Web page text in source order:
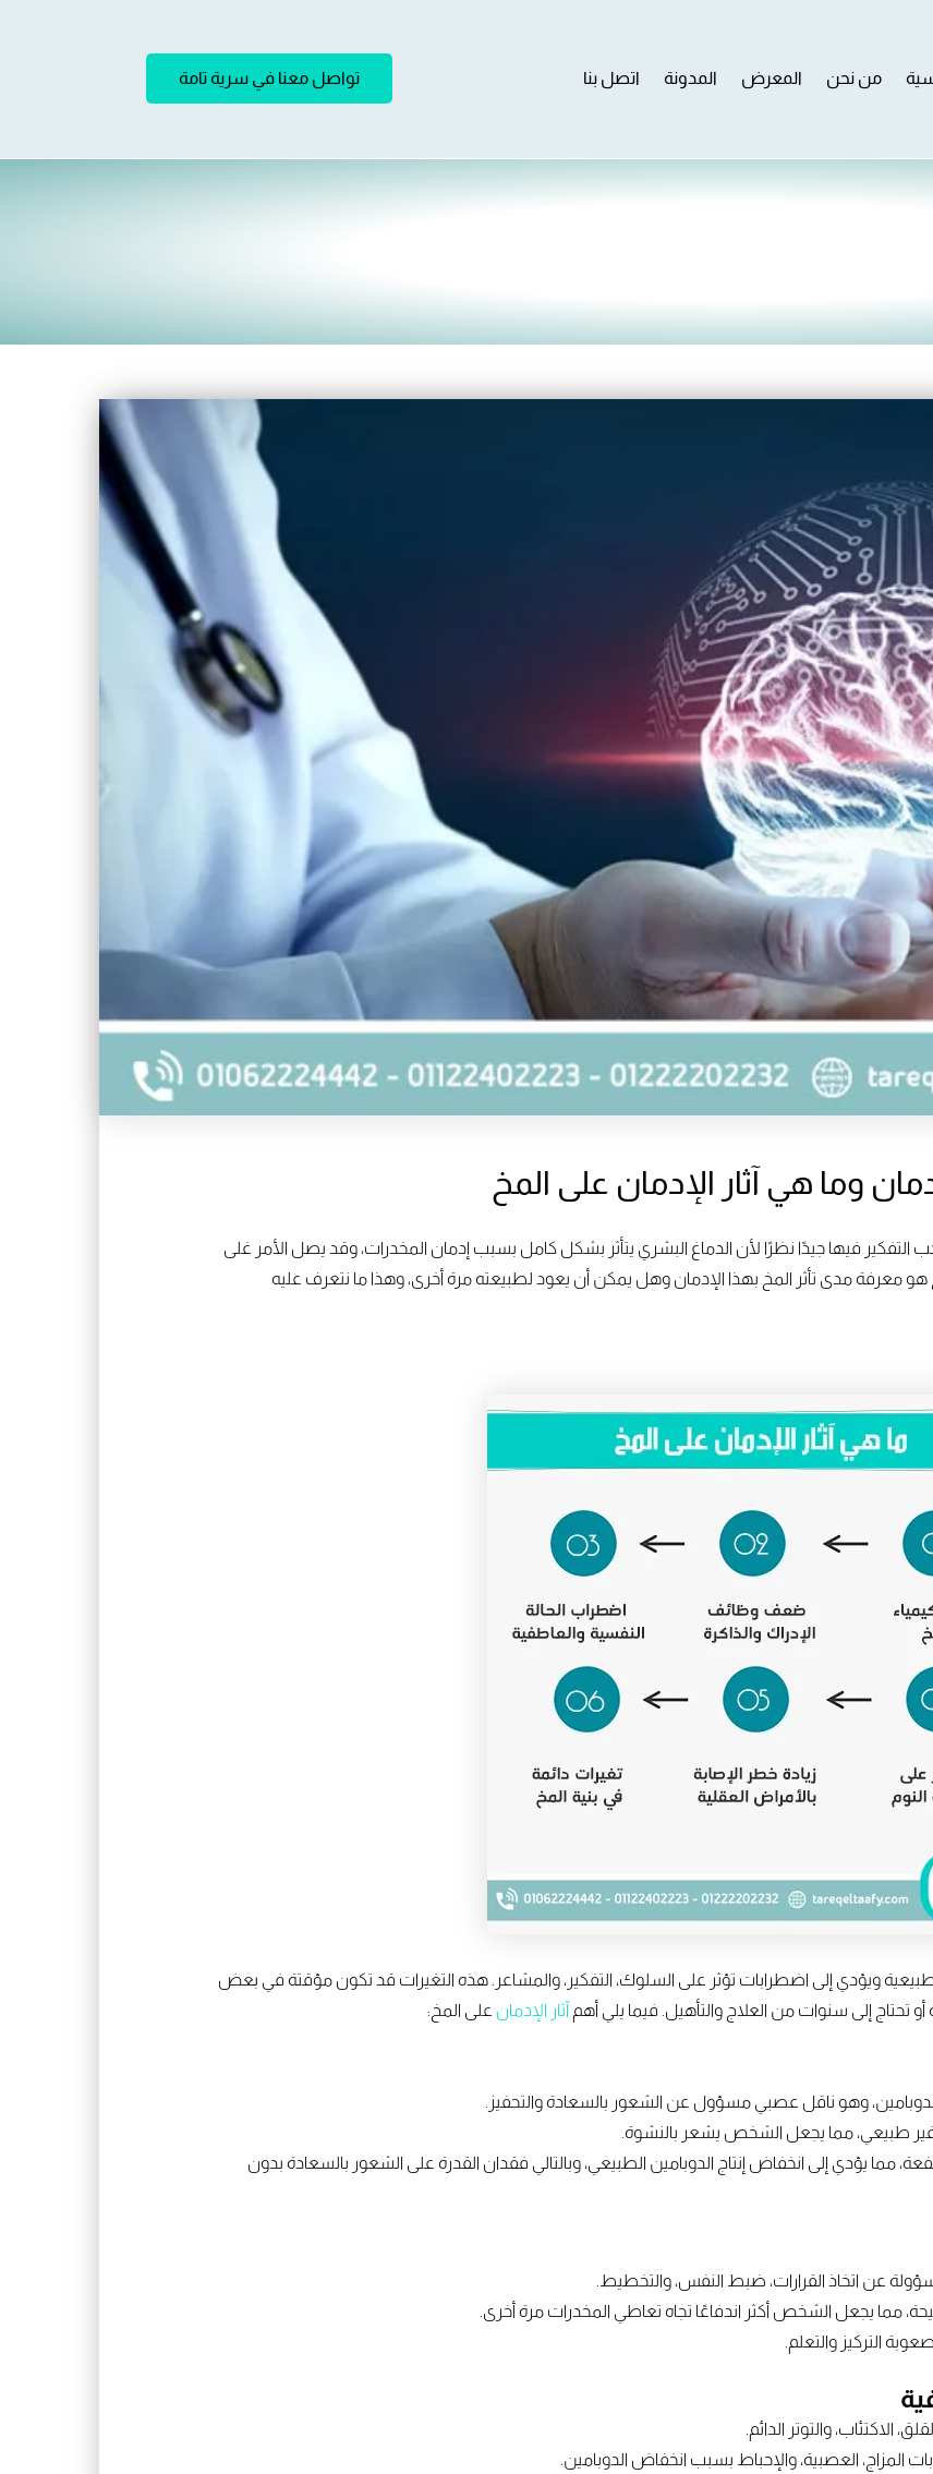
من نحن المعرض المدونة اتصل بنا تواصل معنا في سرية تامة
وما هي آثار الإدمان على المخ
التفكير فيها جيدًا نظرًا لأن الدماغ البشري يتأثر بشكل كامل بسبب إدمان المخدرات، وقد يصل الأمر غلى
هو معرفة مدى تأثر المخ بهذا الإدمان وهل يمكن أن يعود لطبيعته مرة أخرى، وهذا ما نتعرف عليه
ويؤدي إلى اضطرابات تؤثر على السلوك، التفكير، والمشاعر. هذه التغيرات قد تكون مؤقتة في بعض
تحتاج إلى سنوات من العلاج والتأهيل. فيما يلي أهم آثار الإدمان على المخ:
وهو ناقل عصبي مسؤول عن الشعور بالسعادة والتحفيز.
غير طبيعي، مما يجعل الشخص يشعر بالنشوة.
مما يؤدي إلى انخفاض إنتاج الدوبامين الطبيعي، وبالتالي فقدان القدرة على الشعور بالسعادة بدون
عن اتخاذ القرارات، ضبط النفس، والتخطيط.
مما يجعل الشخص أكثر اندفاعًا تجاه تعاطي المخدرات مرة أخرى.
التركيز والتعلم.
الاكتئاب، والتوتر الدائم.
المزاج، العصبية، والإحباط بسبب انخفاض الدوبامين.